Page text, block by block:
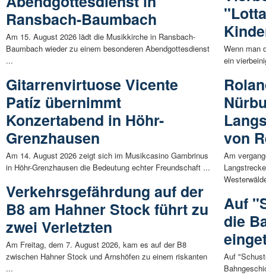
Ransbach-Baumbach
Am 15. August 2026 lädt die Musikkirche in Ransbach-
Baumbach wieder zu einem besonderen Abendgottesdienst
...
Gitarrenvirtuose Vicente
Patíz übernimmt
Konzertabend in Höhr-
Grenzhausen
Am 14. August 2026 zeigt sich im Musikcasino Gambrinus
in Höhr-Grenzhausen die Bedeutung echter Freundschaft ...
Verkehrsgefährdung auf der
B8 am Hahner Stock führt zu
zwei Verletzten
Am Freitag, dem 7. August 2026, kam es auf der B8
zwischen Hahner Stock und Arnshöfen zu einem riskanten
...
Wenn man
ein
von
Am
Auf
die
Auf